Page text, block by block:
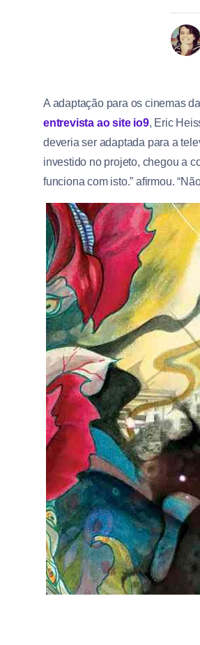
A adaptação para os cinemas
entrevista ao site io9, Eric
deveria ser adaptada para a
investido no projeto, chegou a
funciona com isto.” afirmou.